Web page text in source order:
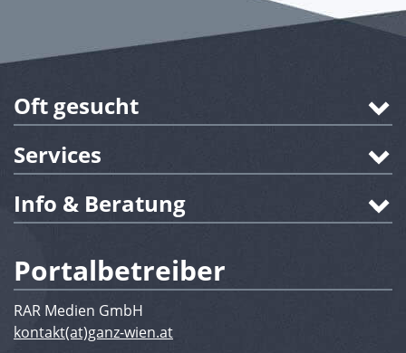
Oft gesucht
Services
Info & Beratung
Portalbetreiber
RAR Medien GmbH
kontakt(at)ganz-wien.at